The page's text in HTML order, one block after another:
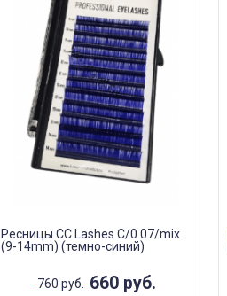
Ресницы CC Lashes С/0.07/mix
(9-14mm) (темно-синий)
760 руб. 660 руб.